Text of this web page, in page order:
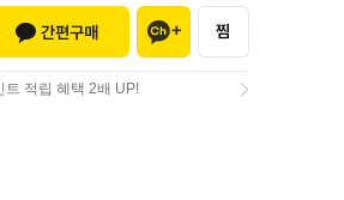
트 적립 혜택 2배 UP!